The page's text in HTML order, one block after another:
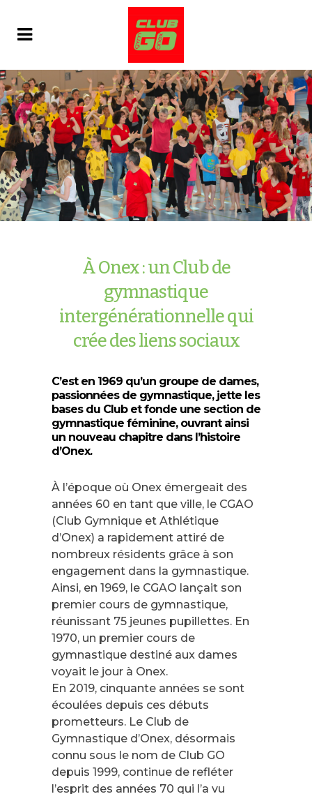
ÀOnex:unClubde
gymnastique
intergénérationnellequi
créedeslienssociaux
C’est en 1969 qu’un groupe de dames,
passionnées de gymnastique, jette les
bases du Club et fonde une section de
gymnastique féminine, ouvrant ainsi
un nouveau chapitre dans l’histoire
d’Onex.
À l’époque où Onex émergeait des
années 60 en tant que ville, le CGAO
(Club Gymnique et Athlétique
d’Onex) a rapidement attiré de
nombreux résidents grâce à son
engagement dans la gymnastique.
Ainsi, en 1969, le CGAO lançait son
premier cours de gymnastique,
réunissant 75 jeunes pupillettes. En
1970, un premier cours de
gymnastique destiné aux dames
voyait le jour à Onex.
En 2019, cinquante années se sont
écoulées depuis ces débuts
prometteurs. Le Club de
Gymnastique d’Onex, désormais
connu sous le nom de Club GO
depuis 1999, continue de refléter
l’esprit des années 70 qui l’a vu